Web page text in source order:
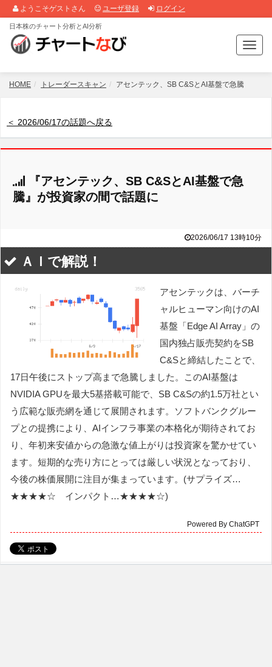
ようこそゲストさん ユーザ登録 ログイン
T
o
g
日本株のチャート分析とAI分析
HOME トレーダースキャン アセンテック、SB C&SとAI基盤で急騰
＜ 2026/06/17の話題へ戻る
『アセンテック、SB C&SとAI基盤で急
騰』が投資家の間で話題に
2026/06/17 13時10分
ＡＩで解説！
アセンテックは、バーチ
ャルヒューマン向けのAI
基盤「Edge AI Array」の
国内独占販売契約をSB
C&Sと締結したことで、
17日午後にストップ高まで急騰しました。このAI基盤は
NVIDIA GPUを最大5基搭載可能で、SB C&Sの約1.5万社とい
う広範な販売網を通じて展開されます。ソフトバンクグルー
プとの提携により、AIインフラ事業の本格化が期待されてお
り、年初来安値からの急激な値上がりは投資家を驚かせてい
ます。短期的な売り方にとっては厳しい状況となっており、
今後の株価展開に注目が集まっています。(サプライズ…
★★★★☆ インパクト…★★★★☆)
Powered By ChatGPT